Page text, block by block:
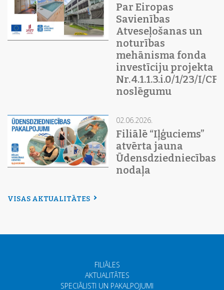
Par Eiropas
Savienības
Atveseļošanas un
noturības
mehānisma fonda
investīciju projekta
Nr. 4.1.1.3.i.0/1/23/I/
noslēgumu
02.06.2026.
Filiālē “Iļģuciems”
atvērta jauna
Ūdensdziedniecības
nodaļa
VISAS AKTUALITĀTES
FILIĀLES
AKTUALITĀTES
SPECIĀLISTI UN PAKALPOJUMI